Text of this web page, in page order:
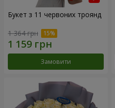
Букет з 11 червоних троянд
1 364 грн
Замовити